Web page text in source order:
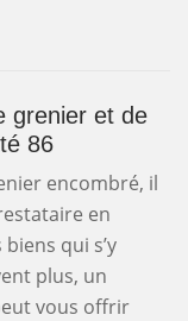
grenier et de
86
encombré, il
en
qui s’y
plus, un
vous offrir